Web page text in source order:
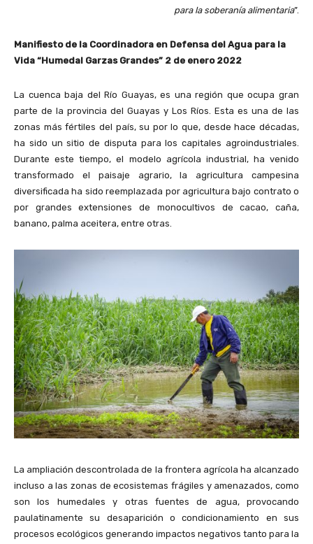
para la soberanía alimentaria”.
Manifiesto de la Coordinadora en Defensa del Agua para la
Vida “Humedal Garzas Grandes” 2 de enero 2022
La cuenca baja del Río Guayas, es una región que ocupa gran
parte de la provincia del Guayas y Los Ríos. Esta es una de las
zonas más fértiles del país, su por lo que, desde hace décadas,
ha sido un sitio de disputa para los capitales agroindustriales.
Durante este tiempo, el modelo agrícola industrial, ha venido
transformado el paisaje agrario, la agricultura campesina
diversificada ha sido reemplazada por agricultura bajo contrato o
por grandes extensiones de monocultivos de cacao, caña,
banano, palma aceitera, entre otras.
La ampliación descontrolada de la frontera agrícola ha alcanzado
incluso a las zonas de ecosistemas frágiles y amenazados, como
son los humedales y otras fuentes de agua, provocando
paulatinamente su desaparición o condicionamiento en sus
procesos ecológicos generando impactos negativos tanto para la